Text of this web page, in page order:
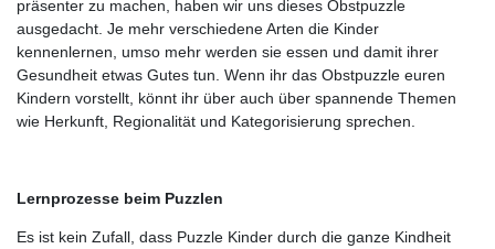
präsenter zu machen, haben wir uns dieses Obstpuzzle
ausgedacht. Je mehr verschiedene Arten die Kinder
kennenlernen, umso mehr werden sie essen und damit ihrer
Gesundheit etwas Gutes tun. Wenn ihr das Obstpuzzle euren
Kindern vorstellt, könnt ihr über auch über spannende Themen
wie Herkunft, Regionalität und Kategorisierung sprechen.
Lernprozesse beim Puzzlen
Es ist kein Zufall, dass Puzzle Kinder durch die ganze Kindheit